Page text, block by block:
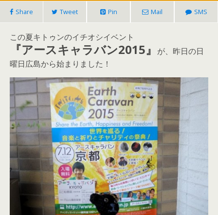
Share Tweet Pin Mail SMS
この夏キトゥンのイチオシイベント
『アースキャラバン2015』
が、昨日の日
曜日広島から始まりました！